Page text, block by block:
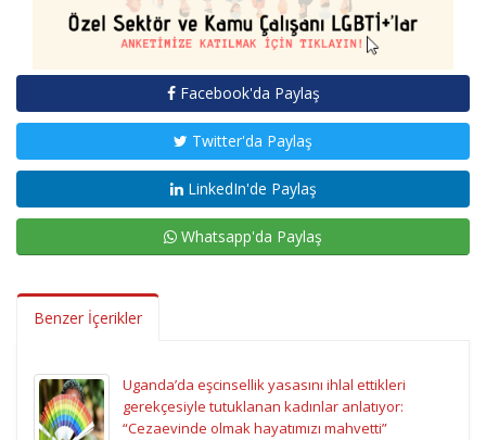
Facebook'da Paylaş
Twitter'da Paylaş
LinkedIn'de Paylaş
Whatsapp'da Paylaş
Benzer İçerikler
Uganda’da eşcinsellik yasasını ihlal ettikleri
gerekçesiyle tutuklanan kadınlar anlatıyor:
“Cezaevinde olmak hayatımızı mahvetti”